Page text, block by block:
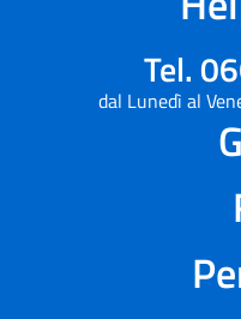
Tel.
dal Lunedì al